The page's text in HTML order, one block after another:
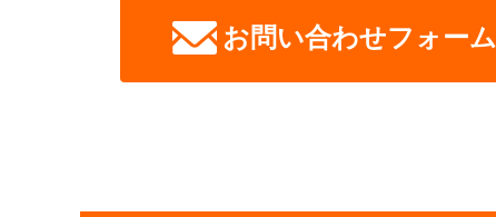
お問い合わせフォーム